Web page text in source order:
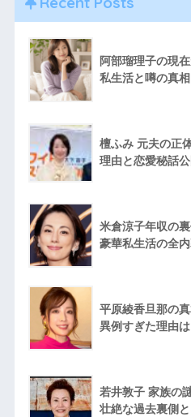
阿部瑠理子の現
私生活と噂の真相
檀ふみ 元夫の正
理由と恋愛秘話公
米倉涼子年収の
豪華私生活の全
平原綾香旦那の
異例すぎた理由は
若井敦子 家族の
壮絶な過去裏側